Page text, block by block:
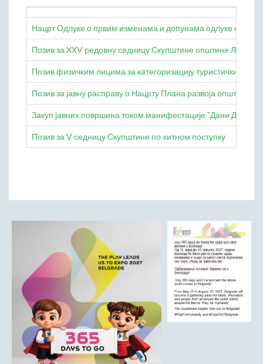
Састави Управних одбора и сталних радних тела
ПРИВРЕДА
Општи и просторни положај подручја општине
Развој и просторни размештај привреде
Шумарство
Индустрија
Грађевинарство
Трговинa
Комунална делатност
Јавна предузећа
ДРУШТВО
Образовање
Здравствена заштита
Културни живот
Социјална заштита
Спорт
Нацрт Одлуке о првим изменама и допунама одлуке о
Позив за XXV редовну седницу Скупштине општине
Позив физичким лицима за категоризацију туристичких
Позив за јавну расправу о Нацрту Плана развоја општине
Закуп јавних површина током манифестације "Дани
Позив за V седницу Скупштине по хитном поступку